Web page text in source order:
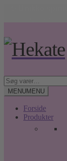
navigation
indhold
Søg
efter:
MENUMENU
Forside
Produkter